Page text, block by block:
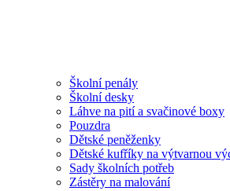
Školní penály
Školní desky
Láhve na pití a svačinové boxy
Pouzdra
Dětské peněženky
Dětské kufříky na výtvarnou
Sady školních potřeb
Zástěry na malování